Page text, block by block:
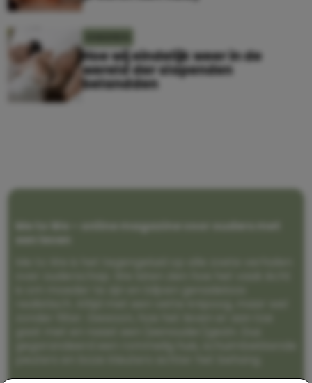
Hoe wij eindelijk weer in de
wereld der slapenden
belandden
Me to We – online magazine voor ouders met